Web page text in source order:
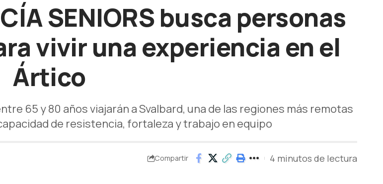
SENIORS busca personas
vivir una experiencia en el
Ártico
65 y 80 años viajarán a Svalbard, una de las regiones más remotas
de resistencia, fortaleza y trabajo en equipo
Compartir 4 minutos de lectura